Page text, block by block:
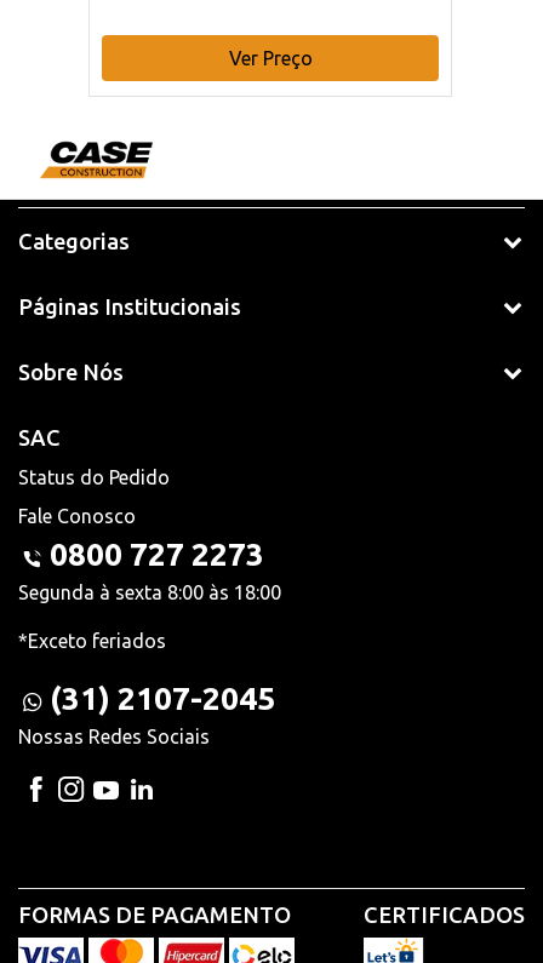
Ver Preço
Categorias
Páginas Institucionais
Sobre Nós
SAC
Status do Pedido
Fale Conosco
0800 727 2273
Segunda à sexta 8:00 às 18:00
*Exceto feriados
(31) 2107-2045
Nossas Redes Sociais
FORMAS DE PAGAMENTO CERTIFICADOS